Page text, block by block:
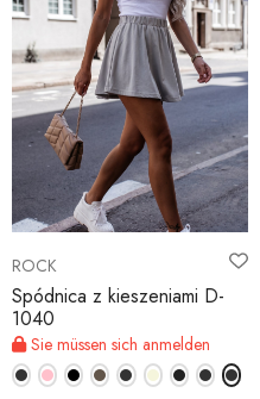
ROCK
Spódnica z kieszeniami D-
1040
Sie müssen sich anmelden